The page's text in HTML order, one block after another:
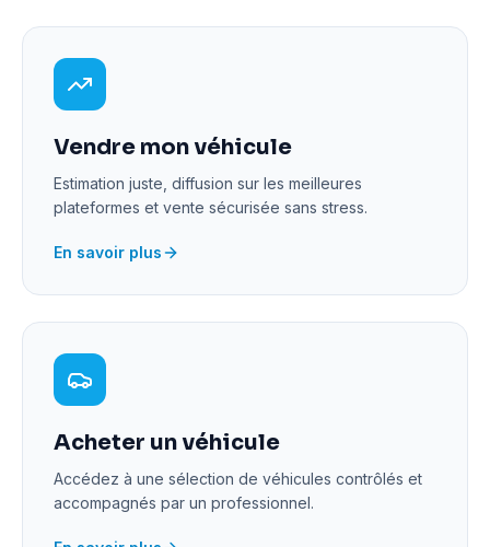
Vendre mon véhicule
Estimation juste, diffusion sur les meilleures
plateformes et vente sécurisée sans stress.
En savoir plus
Acheter un véhicule
Accédez à une sélection de véhicules contrôlés et
accompagnés par un professionnel.